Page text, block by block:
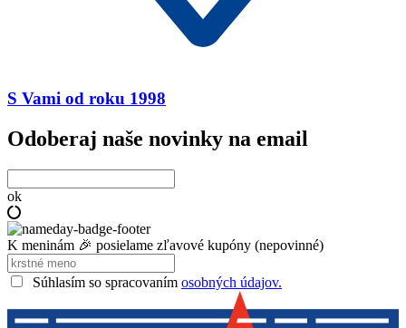
S Vami od roku 1998
Odoberaj naše novinky na email
ok
K meninám 🎉 posielame zľavové kupóny (nepovinné)
Súhlasím so spracovaním osobných údajov.